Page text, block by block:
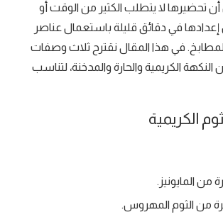
تحضيرها لا يتطلب الكثير من الوقت أو
إعدادها في دقائق قليلة باستعمال عناصر
في هذا المقال نقترح ثلاث وصفات
الكريمية والحارة والمدخنة، لتناسب
الكريمية
من الثوم المهروس.